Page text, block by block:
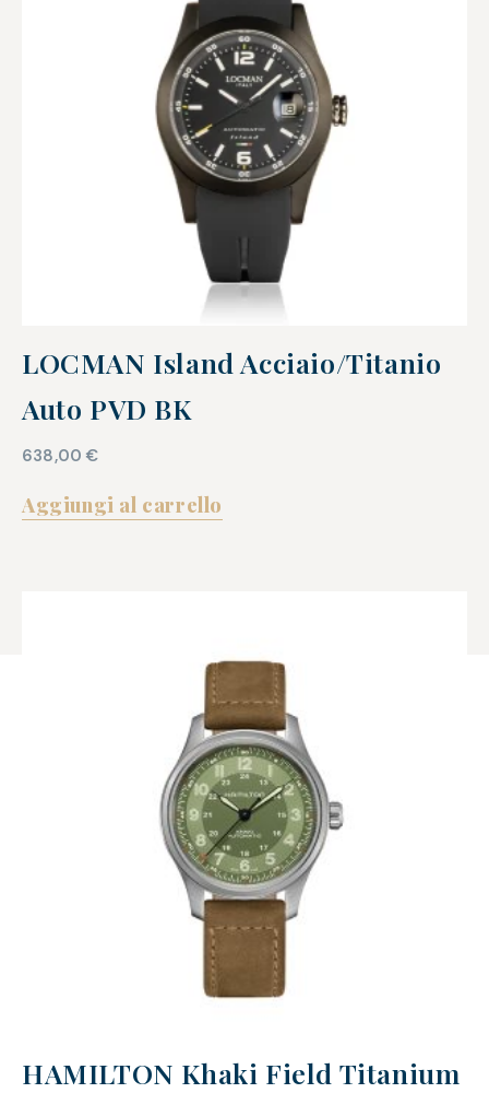
LOCMAN Island Acciaio/Titanio
Auto PVD BK
638,00€
Aggiungi al carrello
HAMILTON Khaki Field Titanium